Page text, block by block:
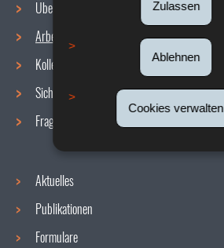
Zulassen
Ablehnen
Cookies verwalten
Navigationsmenü
Über uns
Arbeitsbedingungen
Kollektive Vereinbarungen
Sicherheit/Gesundheit am Arbeitsplatz
Fragen / Antworten
Aktuelles
Publikationen
Formulare